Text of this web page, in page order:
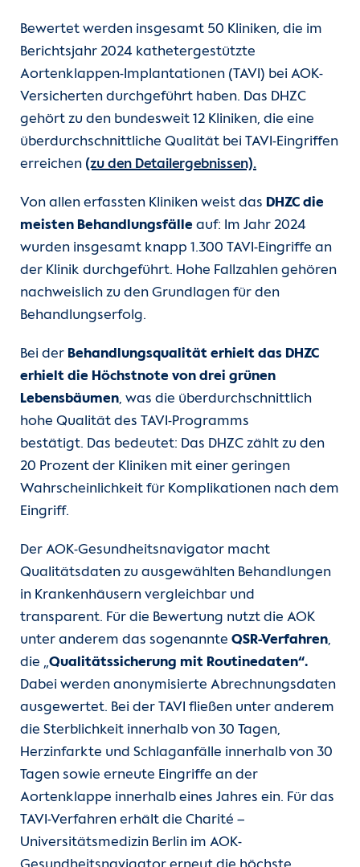
Bewertet werden insgesamt 50 Kliniken, die im
Berichtsjahr 2024 kathetergestützte
Aortenklappen-Implantationen (TAVI) bei AOK-
Versicherten durchgeführt haben. Das DHZC
gehört zu den bundesweit 12 Kliniken, die eine
überdurchschnittliche Qualität bei TAVI-Eingriffen
erreichen (zu den Detailergebnissen).
Von allen erfassten Kliniken weist das DHZC die
meisten Behandlungsfälle auf: Im Jahr 2024
wurden insgesamt knapp 1.300 TAVI-Eingriffe an
der Klinik durchgeführt. Hohe Fallzahlen gehören
nachweislich zu den Grundlagen für den
Behandlungserfolg.
Bei der Behandlungsqualität erhielt das DHZC
erhielt die Höchstnote von drei grünen
Lebensbäumen, was die überdurchschnittlich
hohe Qualität des TAVI-Programms
bestätigt. Das bedeutet: Das DHZC zählt zu den
20 Prozent der Kliniken mit einer geringen
Wahrscheinlichkeit für Komplikationen nach dem
Eingriff.
Der AOK-Gesundheitsnavigator macht
Qualitätsdaten zu ausgewählten Behandlungen
in Krankenhäusern vergleichbar und
transparent. Für die Bewertung nutzt die AOK
unter anderem das sogenannte QSR-Verfahren,
die „Qualitätssicherung mit Routinedaten“.
Dabei werden anonymisierte Abrechnungsdaten
ausgewertet. Bei der TAVI fließen unter anderem
die Sterblichkeit innerhalb von 30 Tagen,
Herzinfarkte und Schlaganfälle innerhalb von 30
Tagen sowie erneute Eingriffe an der
Aortenklappe innerhalb eines Jahres ein. Für das
TAVI-Verfahren erhält die Charité –
Universitätsmedizin Berlin im AOK-